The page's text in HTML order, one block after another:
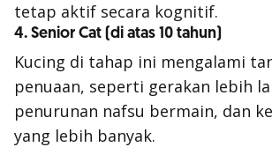
tetap aktif secara kognitif.
4. Senior Cat (di atas 10 tahun)
Kucing di tahap ini mengalami
penuaan, seperti gerakan lebih
penurunan nafsu bermain, dan
yang lebih banyak.